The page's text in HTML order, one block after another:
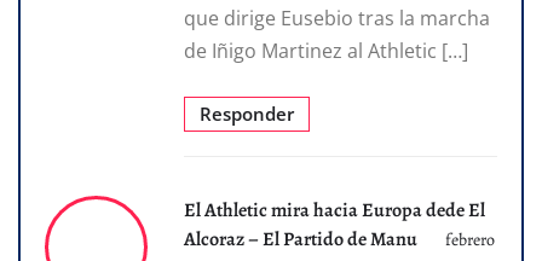
que dirige Eusebio tras la marcha
de Iñigo Martinez al Athletic […]
Responder
El Athletic mira hacia Europa dede El
Alcoraz – El Partido de Manu
febrero